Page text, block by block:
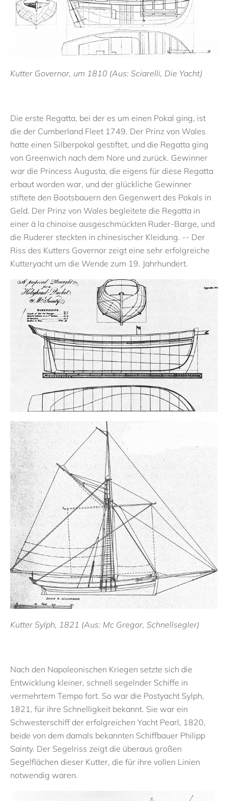
Kutter Governor, um 1810 (Aus: Sciarelli, Die Yacht)
Die erste Regatta, bei der es um einen Pokal ging, ist
die der Cumberland Fleet 1749. Der Prinz von Wales
hatte einen Silberpokal gestiftet, und die Regatta ging
von Greenwich nach dem Nore und zurück. Gewinner
war die Princess Augusta, die eigens für diese Regatta
erbaut worden war, und der glückliche Gewinner
stiftete den Bootsbauern den Gegenwert des Pokals in
Geld. Der Prinz von Wales begleitete die Regatta in
einer ä la chinoise ausgeschmückten Ruder-Barge, und
die Ruderer steckten in chinesischer Kleidung. -- Der
Riss des Kutters Governor zeigt eine sehr erfolgreiche
Kutteryacht um die Wende zum 19. Jahrhundert.
Kutter Sylph, 1821 (Aus: Mc Gregor, Schnellsegler)
Nach den Napoleonischen Kriegen setzte sich die
Entwicklung kleiner, schnell segelnder Schiffe in
vermehrtem Tempo fort. So war die Postyacht Sylph,
1821, für ihre Schnelligkeit bekannt. Sie war ein
Schwesterschiff der erfolgreichen Yacht Pearl, 1820,
beide von dem damals bekannten Schiffbauer Philipp
Sainty. Der Segelriss zeigt die überaus großen
Segelflächen dieser Kutter, die für ihre vollen Linien
notwendig waren.